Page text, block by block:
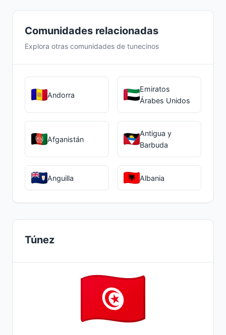
tunecina puede ofrecer apoyo y
chat.
Comunidades relacionadas
Explora otras comunidades de tunecinos
Andorra
Emiratos
Árabes Unidos
Afganistán
Antigua y
Barbuda
Anguilla Albania
Túnez